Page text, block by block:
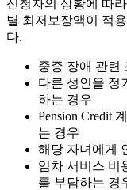
신청자의 상황에 따
별 최저보장액이 적
다.
중증 장애 관련
다른 성인을 정
하는 경우
Pension Credit
는 경우
해당 자녀에게
임차 서비스 비
를 부담하는 경